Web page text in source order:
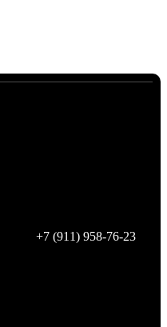
+7 (911) 958-76-23